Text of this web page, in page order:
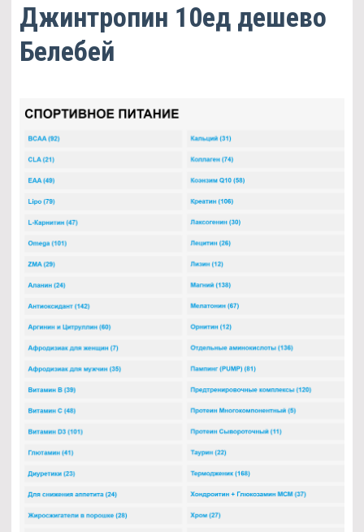
Джинтропин 10ед дешево
Белебей